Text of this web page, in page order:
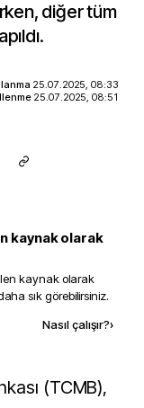
diğer tüm
25.07.2025, 08:33
25.07.2025, 08:51
kaynak olarak
kaynak olarak
sık görebilirsiniz.
Nasıl çalışır?›